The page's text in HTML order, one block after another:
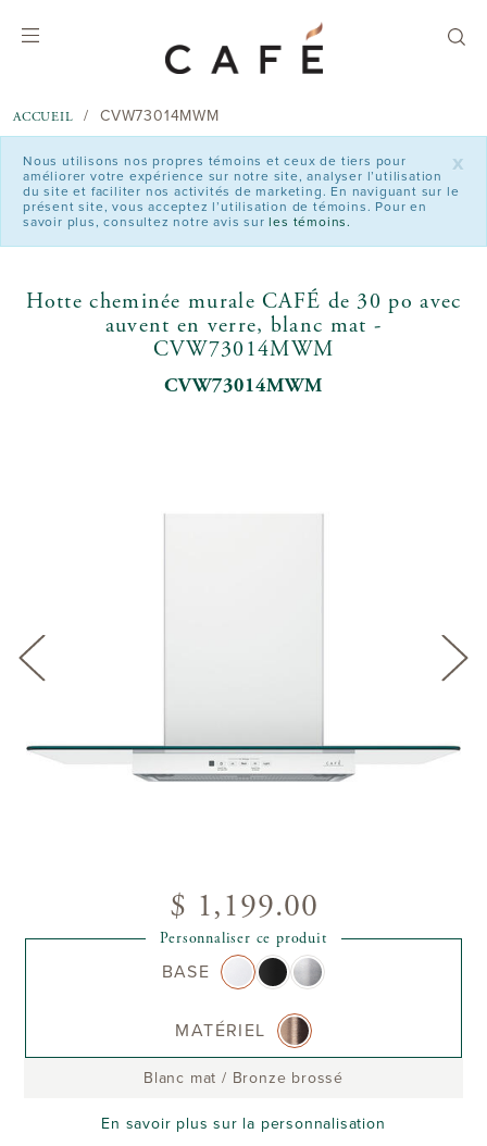
ACCUEIL CVW73014MWM
x
Nous utilisons nos propres témoins et ceux de tiers pour
améliorer votre expérience sur notre site, analyser l’utilisation
du site et faciliter nos activités de marketing. En naviguant sur le
présent site, vous acceptez l’utilisation de témoins. Pour en
savoir plus, consultez notre avis sur les témoins.
Hotte cheminée murale CAFÉ de 30 po avec
auvent en verre, blanc mat -
CVW73014MWM
CVW73014MWM
$ 1,199.00
Personnaliser ce produit
BASE
MATÉRIEL
Blanc mat / Bronze brossé
En savoir plus sur la personnalisation